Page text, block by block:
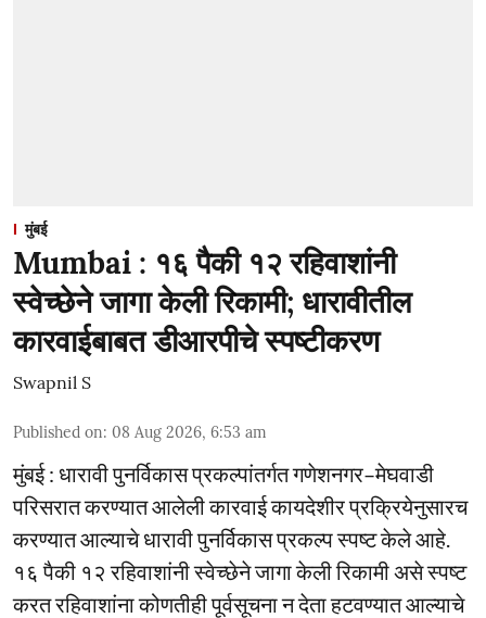
मुंबई
Mumbai : १६ पैकी १२ रहिवाशांनी
स्वेच्छेने जागा केली रिकामी; धारावीतील
कारवाईबाबत डीआरपीचे स्पष्टीकरण
Swapnil S
Published on: 08 Aug 2026, 6:53 am
मुंबई : धारावी पुनर्विकास प्रकल्पांतर्गत गणेशनगर–मेघवाडी
परिसरात करण्यात आलेली कारवाई कायदेशीर प्रक्रियेनुसारच
करण्यात आल्याचे धारावी पुनर्विकास प्रकल्प स्पष्ट केले आहे.
१६ पैकी १२ रहिवाशांनी स्वेच्छेने जागा केली रिकामी असे स्पष्ट
करत रहिवाशांना कोणतीही पूर्वसूचना न देता हटवण्यात आल्याचे